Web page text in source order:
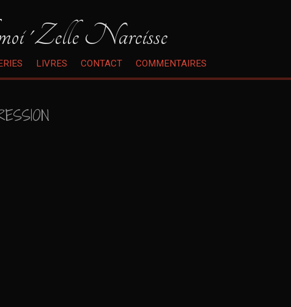
'Zelle Narcisse
LIVRES CONTACT COMMENTAIRES